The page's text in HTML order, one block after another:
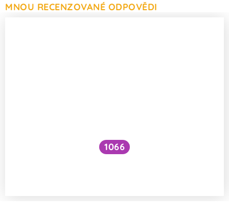
MNOU RECENZOVANÉ ODPOVĚDI
1066